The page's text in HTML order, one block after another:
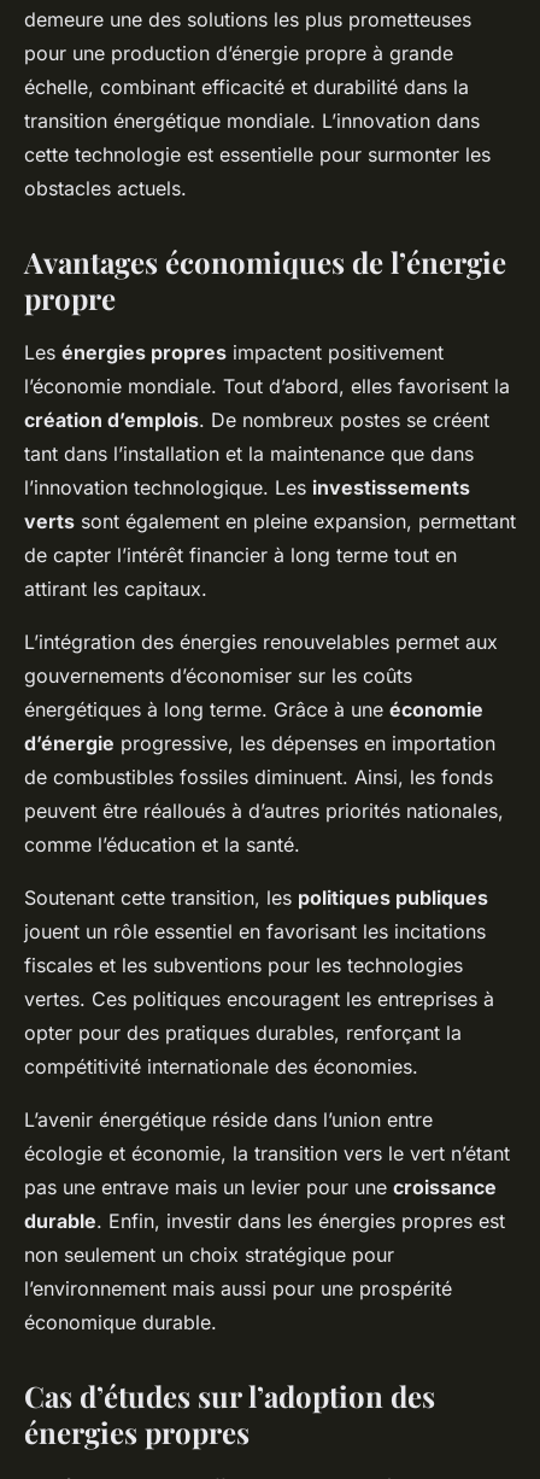
demeure une des solutions les plus prometteuses
pour une production d’énergie propre à grande
échelle, combinant efficacité et durabilité dans la
transition énergétique mondiale. L’innovation dans
cette technologie est essentielle pour surmonter les
obstacles actuels.
Avantages économiques de l’énergie
propre
Les énergies propres impactent positivement
l’économie mondiale. Tout d’abord, elles favorisent la
création d’emplois. De nombreux postes se créent
tant dans l’installation et la maintenance que dans
l’innovation technologique. Les investissements
verts sont également en pleine expansion, permettant
de capter l’intérêt financier à long terme tout en
attirant les capitaux.
L’intégration des énergies renouvelables permet aux
gouvernements d’économiser sur les coûts
énergétiques à long terme. Grâce à une économie
d’énergie progressive, les dépenses en importation
de combustibles fossiles diminuent. Ainsi, les fonds
peuvent être réalloués à d’autres priorités nationales,
comme l’éducation et la santé.
Soutenant cette transition, les politiques publiques
jouent un rôle essentiel en favorisant les incitations
fiscales et les subventions pour les technologies
vertes. Ces politiques encouragent les entreprises à
opter pour des pratiques durables, renforçant la
compétitivité internationale des économies.
L’avenir énergétique réside dans l’union entre
écologie et économie, la transition vers le vert n’étant
pas une entrave mais un levier pour une croissance
durable. Enfin, investir dans les énergies propres est
non seulement un choix stratégique pour
l’environnement mais aussi pour une prospérité
économique durable.
Cas d’études sur l’adoption des
énergies propres